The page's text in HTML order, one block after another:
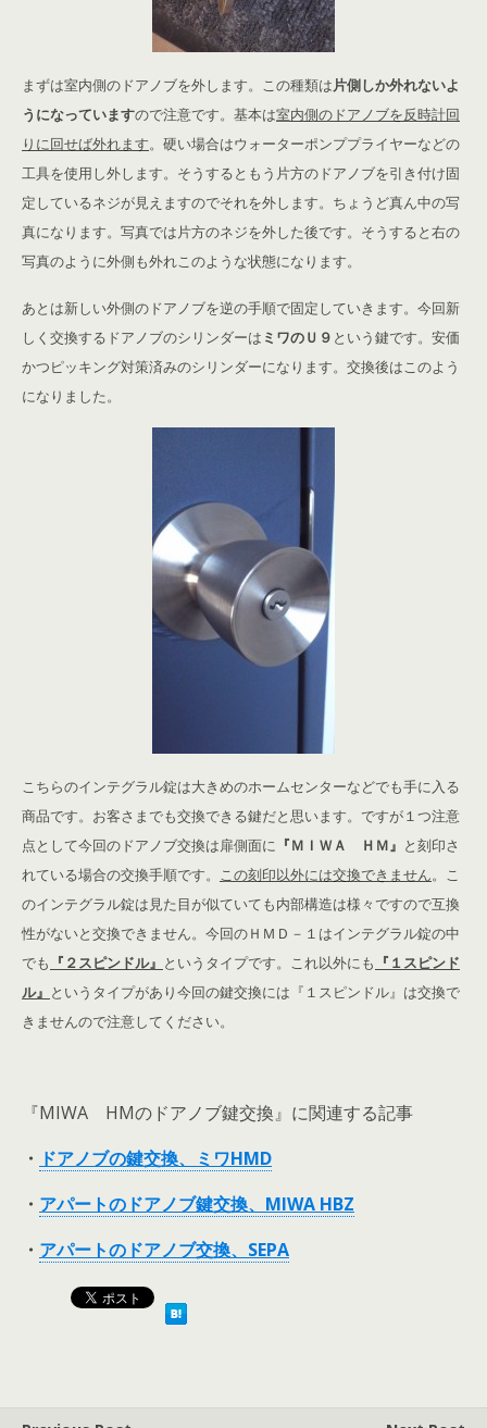
まずは室内側のドアノブを外します。この種類は片側しか外れないよ
うになっていますので注意です。基本は室内側のドアノブを反時計回
りに回せば外れます。硬い場合はウォーターポンププライヤーなどの
工具を使用し外します。そうするともう片方のドアノブを引き付け固
定しているネジが見えますのでそれを外します。ちょうど真ん中の写
真になります。写真では片方のネジを外した後です。そうすると右の
写真のように外側も外れこのような状態になります。
あとは新しい外側のドアノブを逆の手順で固定していきます。今回新
しく交換するドアノブのシリンダーは ミワのＵ９ という鍵です。安価
かつピッキング対策済みのシリンダーになります。交換後はこのよう
になりました。
こちらのインテグラル錠は大きめのホームセンターなどでも手に入る
商品です。お客さまでも交換できる鍵だと思います。ですが１つ注意
点として今回のドアノブ交換は扉側面に 『ＭＩＷＡ ＨＭ』 と刻印さ
れている場合の交換手順です。 この刻印以外には交換できません。こ
のインテグラル錠は見た目が似ていても内部構造は様々ですので互換
性がないと交換できません。今回のＨＭＤ－１はインテグラル錠の中
でも 『２スピンドル』 というタイプです。これ以外にも 『１スピンド
ル』 というタイプがあり今回の鍵交換には『１スピンドル』は交換で
きませんので注意してください。
『MIWA HMのドアノブ鍵交換』に関連する記事
・ ドアノブの鍵交換、ミワHMD
・ アパートのドアノブ鍵交換、MIWA HBZ
・ アパートのドアノブ交換、SEPA